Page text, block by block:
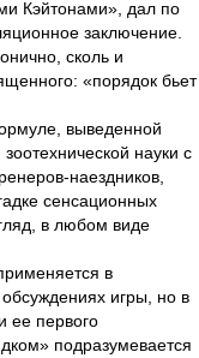
Кэйтонами», дал по
заключение.
сколь и
«порядок бьет
выведенной
науки с
наездников,
сенсационных
в любом виде
в
игры, но в
ее первого
подразумевается